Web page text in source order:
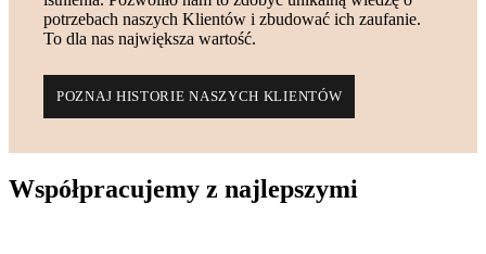
potrzebach naszych Klientów i zbudować ich zaufanie.
To dla nas największa wartość.
POZNAJ HISTORIE NASZYCH KLIENTÓW
Współpracujemy z najlepszymi